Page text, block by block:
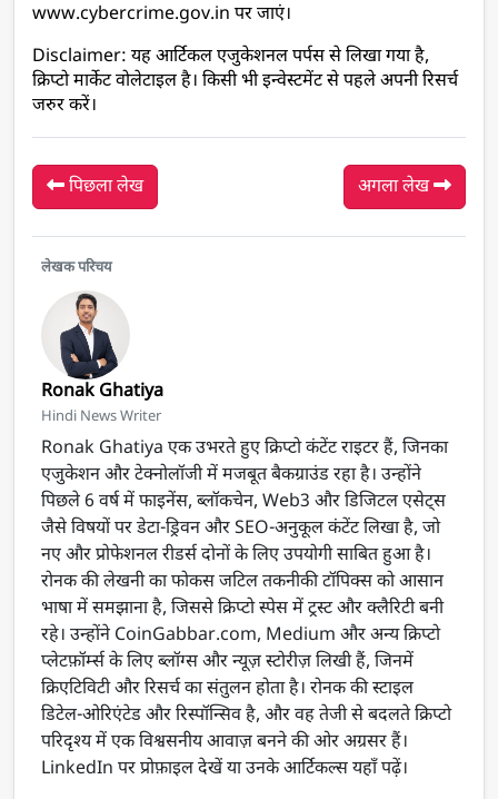
www.cybercrime.gov.in पर जाएं।
Disclaimer: यह आर्टिकल एजुकेशनल पर्पस से लिखा गया है,
क्रिप्टो मार्केट वोलेटाइल है। किसी भी इन्वेस्टमेंट से पहले अपनी रिसर्च
जरुर करें।
पिछला लेख अगला लेख
लेखक परिचय
Ronak Ghatiya
Hindi News Writer
Ronak Ghatiya एक उभरते हुए क्रिप्टो कंटेंट राइटर हैं, जिनका
एजुकेशन और टेक्नोलॉजी में मजबूत बैकग्राउंड रहा है। उन्होंने
पिछले 6 वर्ष में फाइनेंस, ब्लॉकचेन, Web3 और डिजिटल एसेट्स
जैसे विषयों पर डेटा-ड्रिवन और SEO-अनुकूल कंटेंट लिखा है, जो
नए और प्रोफेशनल रीडर्स दोनों के लिए उपयोगी साबित हुआ है।
रोनक की लेखनी का फोकस जटिल तकनीकी टॉपिक्स को आसान
भाषा में समझाना है, जिससे क्रिप्टो स्पेस में ट्रस्ट और क्लैरिटी बनी
रहे। उन्होंने CoinGabbar.com, Medium और अन्य क्रिप्टो
प्लेटफ़ॉर्म्स के लिए ब्लॉग्स और न्यूज़ स्टोरीज़ लिखी हैं, जिनमें
क्रिएटिविटी और रिसर्च का संतुलन होता है। रोनक की स्टाइल
डिटेल-ओरिएंटेड और रिस्पॉन्सिव है, और वह तेजी से बदलते क्रिप्टो
परिदृश्य में एक विश्वसनीय आवाज़ बनने की ओर अग्रसर हैं।
LinkedIn पर प्रोफ़ाइल देखें या उनके आर्टिकल्स यहाँ पढ़ें।